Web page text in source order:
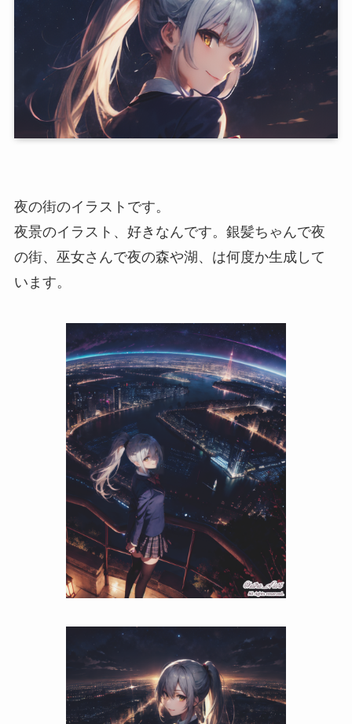
夜の街のイラストです。
夜景のイラスト、好きなんです。銀髪ちゃんで夜
の街、巫女さんで夜の森や湖、は何度か生成して
います。